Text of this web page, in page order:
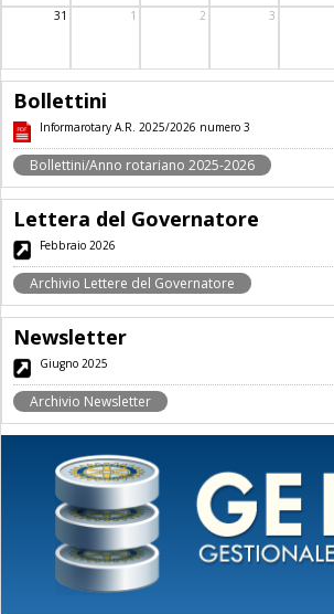
31 1 2 3
Bollettini
Informarotary A.R. 2025/2026 numero 3
Bollettini/Anno rotariano 2025-2026
Lettera del Governatore
Febbraio 2026
Archivio Lettere del Governatore
Newsletter
Giugno 2025
Archivio Newsletter